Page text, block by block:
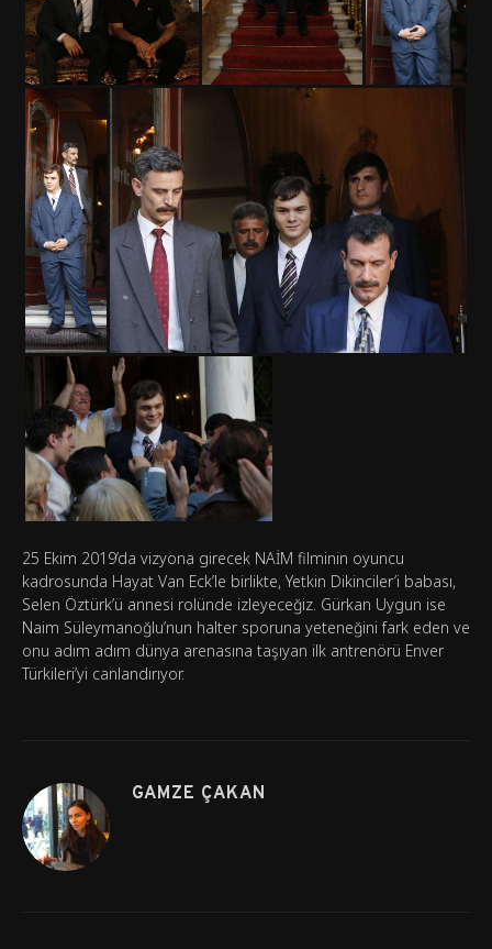
25 Ekim 2019’da vizyona girecek NAİM filminin oyuncu
kadrosunda Hayat Van Eck’le birlikte, Yetkin Dikinciler’i babası,
Selen Öztürk’ü annesi rolünde izleyeceğiz. Gürkan Uygun ise
Naim Süleymanoğlu’nun halter sporuna yeteneğini fark eden ve
onu adım adım dünya arenasına taşıyan ilk antrenörü Enver
Türkileri’yi canlandırıyor.
GAMZE ÇAKAN